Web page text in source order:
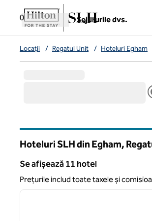
0
Sejururile dvs.
Locații / Regatul Unit / Hoteluri Egham
Hoteluri SLH din Egham,
Se afișează 11 hotel
Se afișează 11 hotel
Prețurile includ toate taxele și
1 din 12